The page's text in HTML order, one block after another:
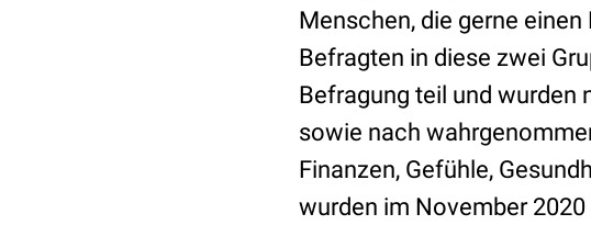
Menschen, die gerne
Befragten in diese zwei
Befragung teil und wurden
sowie nach
Finanzen, Gefühle,
wurden im November